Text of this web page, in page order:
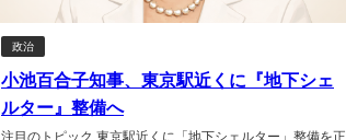
政治
小池百合子知事、東京駅近くに『地下シェ
ルター』整備へ
注目のトピック 東京駅近くに「地下シェルター」整備を正